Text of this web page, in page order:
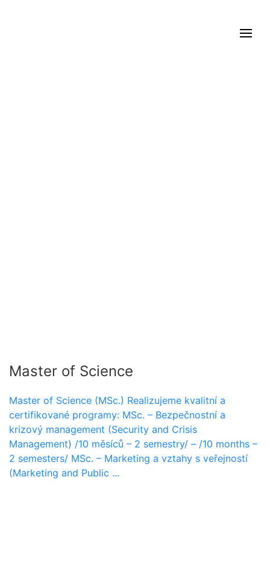
Master of Science
Master of Science (MSc.) Realizujeme kvalitní a
certifikované programy: MSc. – Bezpečnostní a
krizový management (Security and Crisis
Management) /10 měsíců – 2 semestry/ – /10 months –
2 semesters/ MSc. – Marketing a vztahy s veřejností
(Marketing and Public ...